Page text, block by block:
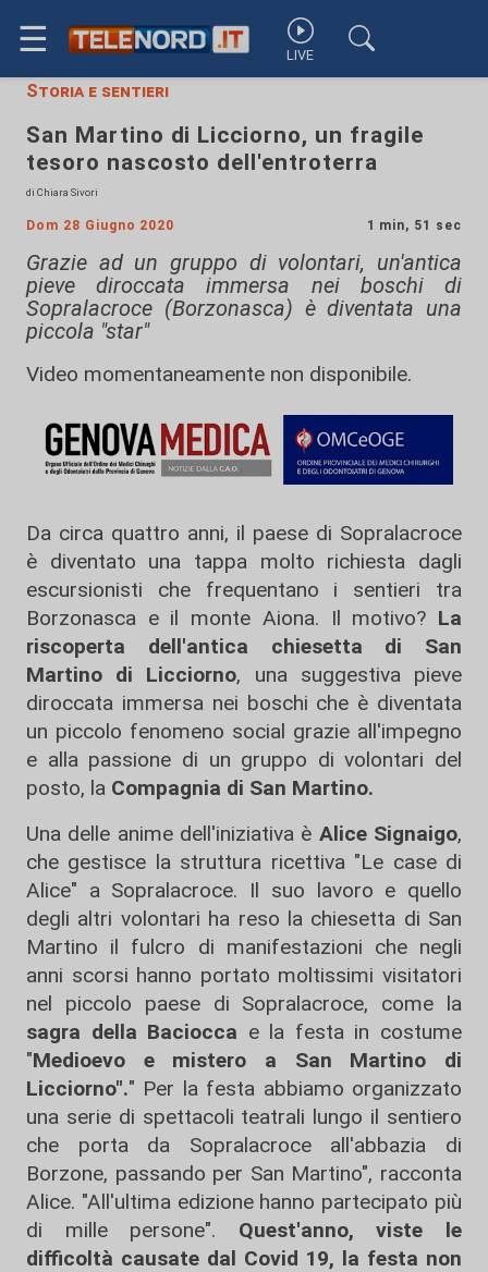
☰ LIVE
Storia e sentieri
San Martino di Licciorno, un fragile
tesoro nascosto dell'entroterra
di Chiara Sivori
Dom 28 Giugno 2020 1 min, 51 sec
Grazie ad un gruppo di volontari, un'antica
pieve diroccata immersa nei boschi di
Sopralacroce (Borzonasca) è diventata una
piccola "star"
Video momentaneamente non disponibile.
Da circa quattro anni, il paese di Sopralacroce
è diventato una tappa molto richiesta dagli
escursionisti che frequentano i sentieri tra
Borzonasca e il monte Aiona. Il motivo? La
riscoperta dell'antica chiesetta di San
Martino di Licciorno, una suggestiva pieve
diroccata immersa nei boschi che è diventata
un piccolo fenomeno social grazie all'impegno
e alla passione di un gruppo di volontari del
posto, la Compagnia di San Martino.
Una delle anime dell'iniziativa è Alice Signaigo,
che gestisce la struttura ricettiva "Le case di
Alice" a Sopralacroce. Il suo lavoro e quello
degli altri volontari ha reso la chiesetta di San
Martino il fulcro di manifestazioni che negli
anni scorsi hanno portato moltissimi visitatori
nel piccolo paese di Sopralacroce, come la
sagra della Baciocca e la festa in costume
"Medioevo e mistero a San Martino di
Licciorno"." Per la festa abbiamo organizzato
una serie di spettacoli teatrali lungo il sentiero
che porta da Sopralacroce all'abbazia di
Borzone, passando per San Martino", racconta
Alice. "All'ultima edizione hanno partecipato più
di mille persone". Quest'anno, viste le
difficoltà causate dal Covid 19, la festa non